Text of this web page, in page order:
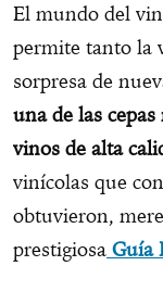
El mundo del
permite tanto la
sorpresa de
una de las
vinos de alta
vinícolas que
obtuvieron,
prestigiosa Guía